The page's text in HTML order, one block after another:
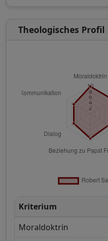
Theologisches Profil
Kriterium
Moraldoktrin